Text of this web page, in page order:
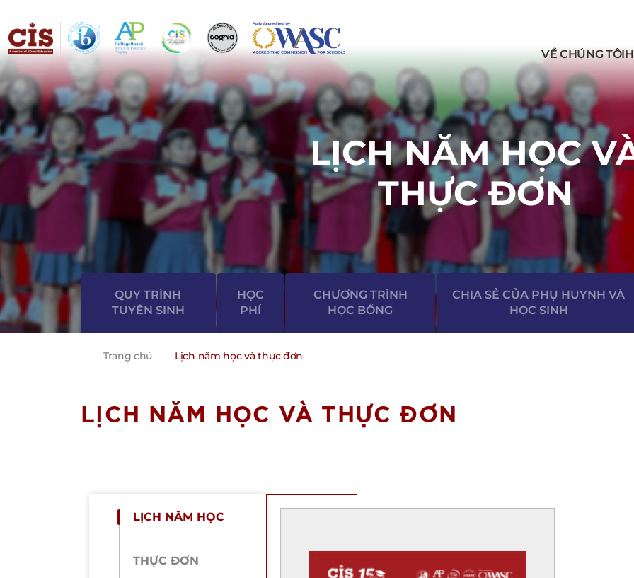
VỀ CHÚNG TÔI
LỊCH NĂM HỌC
THỰC ĐƠN
QUY TRÌNH
TUYỂN SINH
HỌC
PHÍ
CHƯƠNG TRÌNH
HỌC BỔNG
CHIA SẺ CỦA PHỤ HUYNH VÀ
HỌC SINH
Trang chủ Lịch năm học và thực đơn
LỊCH NĂM HỌC VÀ THỰC ĐƠN
LỊCH NĂM HỌC
THỰC ĐƠN